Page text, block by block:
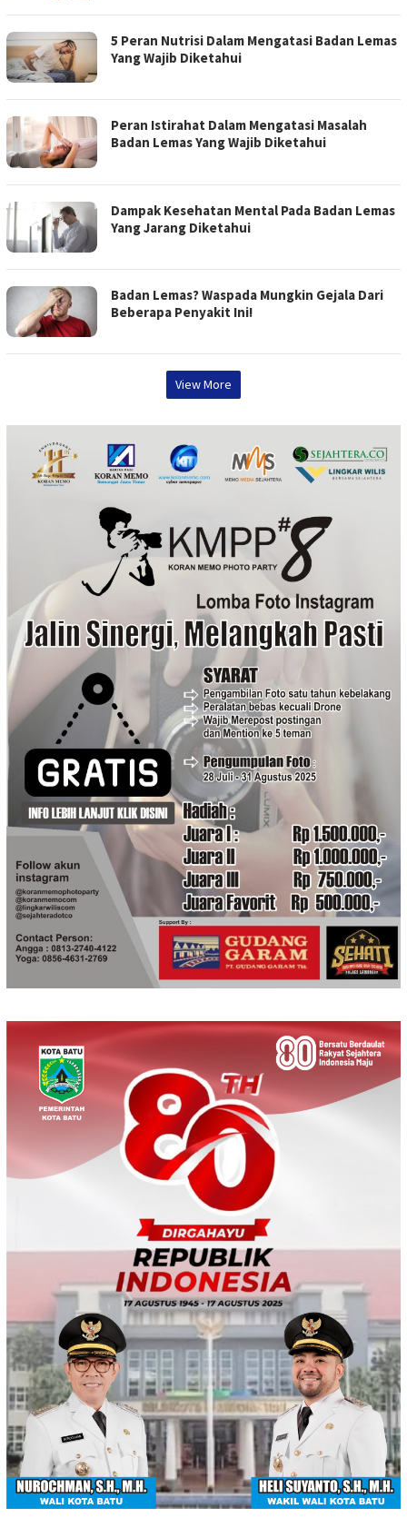
5 Peran Nutrisi Dalam Mengatasi Badan Lemas
Yang Wajib Diketahui
Peran Istirahat Dalam Mengatasi Masalah
Badan Lemas Yang Wajib Diketahui
Dampak Kesehatan Mental Pada Badan Lemas
Yang Jarang Diketahui
Badan Lemas? Waspada Mungkin Gejala Dari
Beberapa Penyakit Ini!
View More